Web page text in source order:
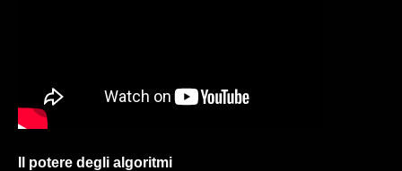
Il potere degli algoritmi